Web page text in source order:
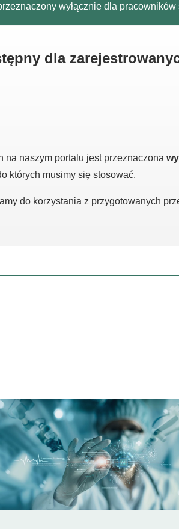
wyłącznie dla pracowników
dla
na naszym portalu jest przeznaczona
których musimy się stosować.
do korzystania z przygotowanych